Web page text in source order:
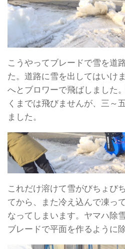
こうやってブレードで雪を道
た。道路に雪を出してはいけ
へとブロワーで飛ばしました
くまでは飛びませんが、三～
ました。
これだけ溶けて雪がびちょび
てから、また冷え込んで凍っ
なってしまいます。ヤマハ除
ブレードで平面を作るように